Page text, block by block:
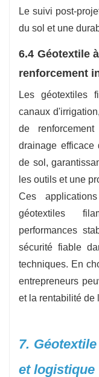
Le suivi post-
du sol et une
6.4 Géotextile
renforcement
Les géotextiles
canaux
de
drainage
de sol,
les outils et une
Ces
géotextiles
performances
sécurité fiable
techniques. En
entrepreneurs
et la rentabilité de
7.
et logistique